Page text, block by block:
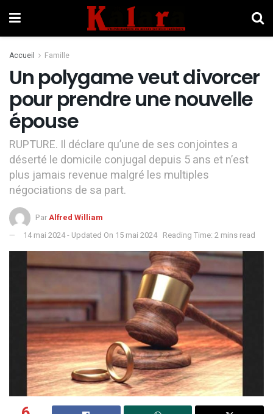
Accueil Famille
Un polygame veut divorcer
pour prendre une nouvelle
épouse
RUPTURE. Il déclare qu’une de ses conjointes a
déserté le domicile conjugal depuis 5 ans et n’est
plus jamais revenue malgré les multiples
négociations de sa part.
ParAlfred William
14 mai 2024 - Updated On 15 mai 2024 Reading Time: 2 mins read